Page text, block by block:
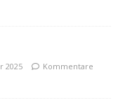
2025
Kommentare